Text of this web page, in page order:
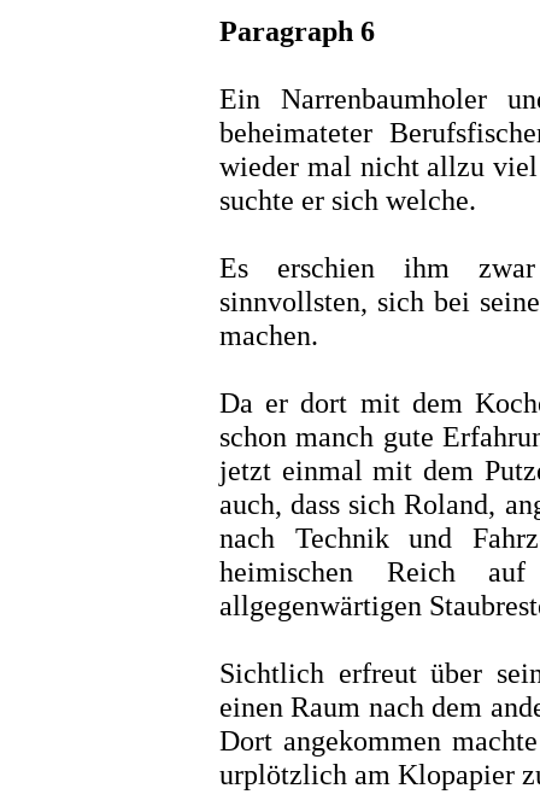
Paragraph 6
Ein Narrenbaumholer
beheimateter
wieder mal nicht allzu
suchte er sich welche.
Es erschien ihm
sinnvollsten, sich bei
machen.
Da er dort mit dem
schon manch gute
jetzt einmal mit dem
auch, dass sich Roland,
nach Technik und
heimischen Reich
allgegenwärtigen
Sichtlich erfreut über
einen Raum nach dem
Dort angekommen
urplötzlich am Klopapier